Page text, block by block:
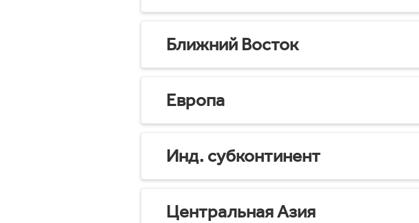
Ближний Восток
Европа
Инд. субконтинент
Центральная Азия